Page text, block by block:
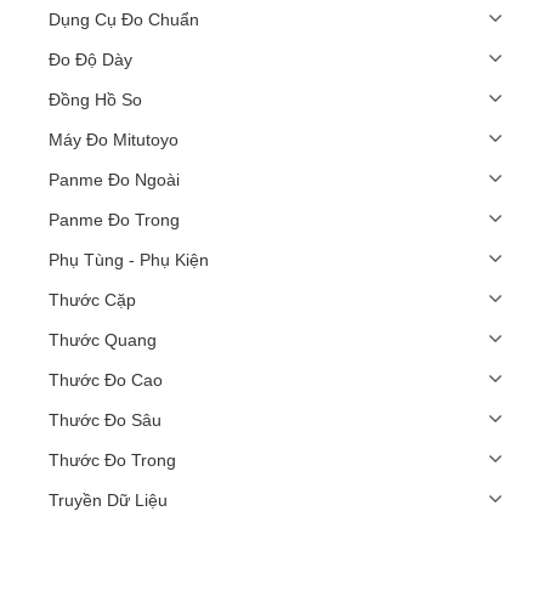
Dụng Cụ Đo Chuẩn
Đo Độ Dày
Đồng Hồ So
Máy Đo Mitutoyo
Panme Đo Ngoài
Panme Đo Trong
Phụ Tùng - Phụ Kiện
Thước Cặp
Thước Quang
Thước Đo Cao
Thước Đo Sâu
Thước Đo Trong
Truyền Dữ Liệu